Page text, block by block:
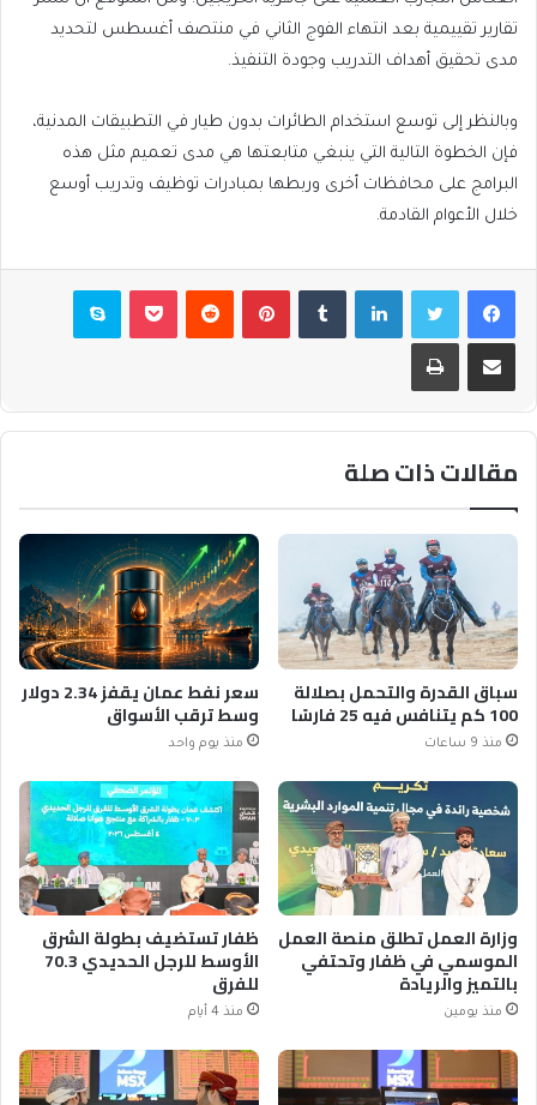
تقارير تقييمية بعد انتهاء الفوج الثاني في منتصف أغسطس لتحديد
مدى تحقيق أهداف التدريب وجودة التنفيذ.
وبالنظر إلى توسع استخدام الطائرات بدون طيار في التطبيقات المدنية،
فإن الخطوة التالية التي ينبغي متابعتها هي مدى تعميم مثل هذه
البرامج على محافظات أخرى وربطها بمبادرات توظيف وتدريب أوسع
خلال الأعوام القادمة.
فيسبوكتويتر لينكدإن بينتيريست بوكيت سكايب
مشاركة عبر البريد طباعة
مقالات ذات صلة
سباق القدرة والتحمل بصلالة
100 كم يتنافس فيه 25 فارسًا
منذ 9 ساعات
سعر نفط عمان يقفز 2.34 دولار
وسط ترقب الأسواق
منذ يوم واحد
وزارة العمل تطلق منصة العمل
الموسمي في ظفار وتحتفي
بالتميز والريادة
منذ يومين
ظفار تستضيف بطولة الشرق
الأوسط للرجل الحديدي 70.3
للفرق
منذ 4 أيام